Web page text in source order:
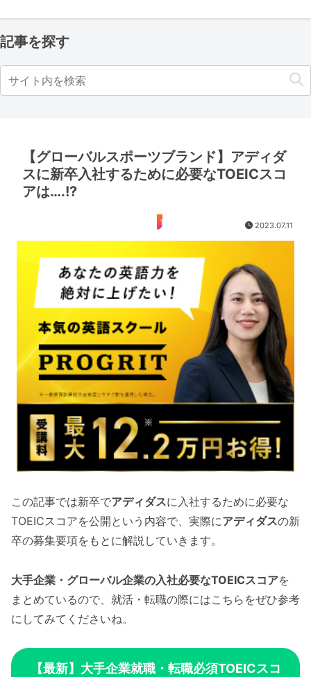
記事を探す
【グローバルスポーツブランド】アディダ
スに新卒入社するために必要なTOEICスコ
アは….!?
TOEIC 2023.07.11
この記事では新卒でアディダスに入社するために必要な
TOEICスコアを公開という内容で、実際にアディダスの新
卒の募集要項をもとに解説していきます。
大手企業・グローバル企業の入社必要なTOEICスコアを
まとめているので、就活・転職の際にはこちらをぜひ参考
にしてみてくださいね。
【最新】大手企業就職・転職必須TOEICスコ